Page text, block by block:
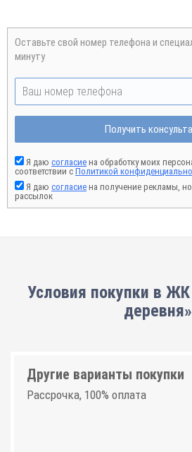
Оставьте свой номер телефона и
минуту
Получить
Я даю согласие на обработку моих
соответствии с Политикой
Я даю согласие на получение рекламы,
рассылок
Условия покупки в
деревня»
Другие варианты покупки
Рассрочка, 100% оплата